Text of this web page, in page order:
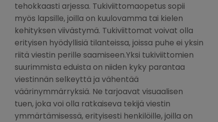
tehokkaasti arjessa. Tukiviittomaopetus sopii
myös lapsille, joilla on kuulovamma tai kielen
kehityksen viivästymä. Tukiviittomat voivat olla
erityisen hyödyllisiä tilanteissa, joissa puhe ei yksin
riitä viestin perille saamiseen.Yksi tukiviittomien
suurimmista eduista on niiden kyky parantaa
viestinnän selkeyttä ja vähentää
väärinymmärryksiä. Ne tarjoavat visuaalisen
tuen, joka voi olla ratkaiseva tekijä viestin
ymmärtämisessä, erityisesti henkilöille, joilla on